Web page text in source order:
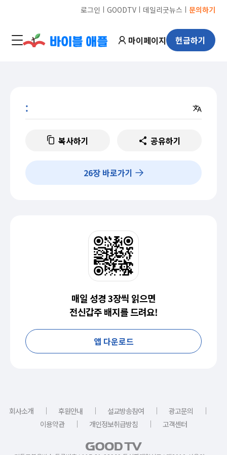
로그인 ㅣ GOODTVㅣ 데일리굿뉴스 ㅣ 문의하기
마이페이지 헌금하기
:
복사하기 공유하기
26장 바로가기
매일 성경 3장씩 읽으면
전신갑주 배지를 드려요!
앱 다운로드
회사소개 ｜ 후원안내 ｜ 설교방송참여 ｜ 광고문의
｜
이용약관
｜ 개인정보취급방침 ｜ 고객센터